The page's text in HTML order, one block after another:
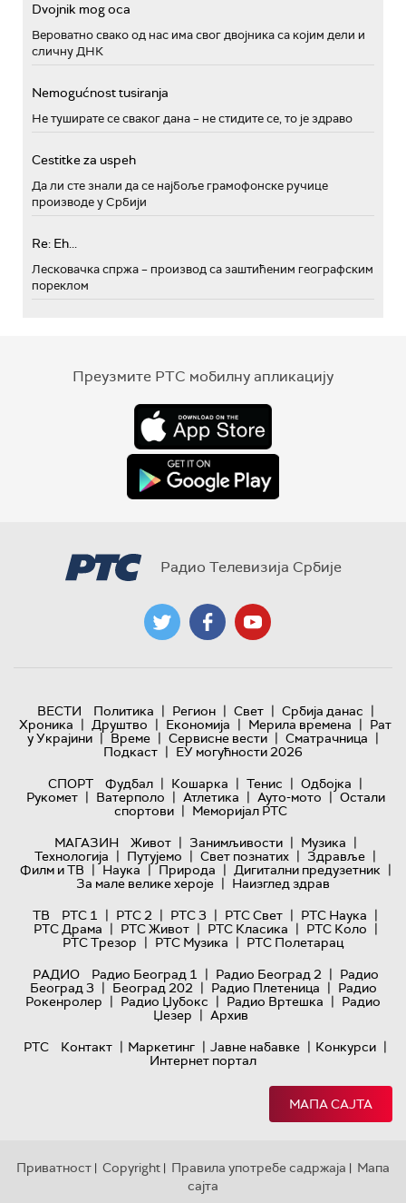
Dvojnik mog oca
Вероватно свако од нас има свог двојника са којим дели и
сличну ДНК
Nemogućnost tusiranja
Не туширате се сваког дана – не стидите се, то је здраво
Cestitke za uspeh
Да ли сте знали да се најбоље грамофонске ручице
производе у Србији
Re: Eh...
Лесковачка спржа – производ са заштићеним географским
пореклом
Преузмите РТС мобилну апликацију
Радио Телевизија Србије
ВЕСТИ Политика | Регион | Свет | Србија данас |
Хроника | Друштво | Економија | Мерила времена | Рат
у Украјини | Време | Сервисне вести | Сматрачница |
Подкаст | ЕУ могућности 2026
СПОРТ
Фудбал | Кошарка | Тенис | Одбојка |
Рукомет | Ватерполо | Атлетика | Ауто-мото | Остали
спортови | Меморијал РТС
МАГАЗИН
Живот | Занимљивости | Музика |
Технологијa | Путујемо | Свет познатих | Здравље |
Филм и ТВ | Наука | Природа | Дигитални предузетник |
За мале велике хероје | Наизглед здрав
ТВ
РТС 1 | РТС 2 | РТС 3 | РТС Свет | РТС Наука |
РТС Драма | РТС Живот | РТС Класика | РТС Коло |
РТС Трезор | РТС Музика | РТС Полетарац
РАДИО
Радио Београд 1 | Радио Београд 2 | Радио
Београд 3 | Београд 202 | Радио Плетеница | Радио
Рокенролер | Радио Џубокс | Радио Вртешка | Радио
Џезер | Архив
РТС
Контакт | Маркетинг | Јавне набавке | Конкурси |
Интернет портал
МАПА САЈТА
Приватност | Copyright | Правила употребе садржаја | Мапа
сајта